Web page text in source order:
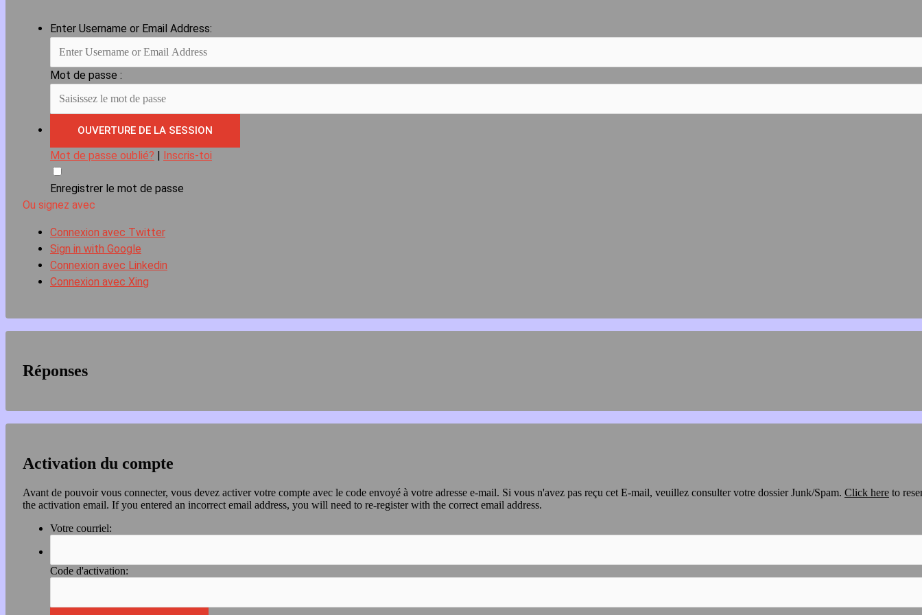
Enter Username or Email Address:
Mot de passe :
Mot de passe oublié? Inscris-toi
Enregistrer le mot de passe
Ou signez avec
Connexion avec Twitter
Sign in with Google
Connexion avec Linkedin
Connexion avec Xing
Réponses
Activation du compte
Avant de pouvoir vous connecter, vous devez activer votre compte avec le code envoyé à votre adresse e-mail. Si vous n'avez pas reçu cet E-mail, veuillez consulter votre dossier Junk/Spam. Click here to
the activation email. If you entered an incorrect email address, you will need to re-register with the correct email address.
Votre courriel:
Code d'activation: